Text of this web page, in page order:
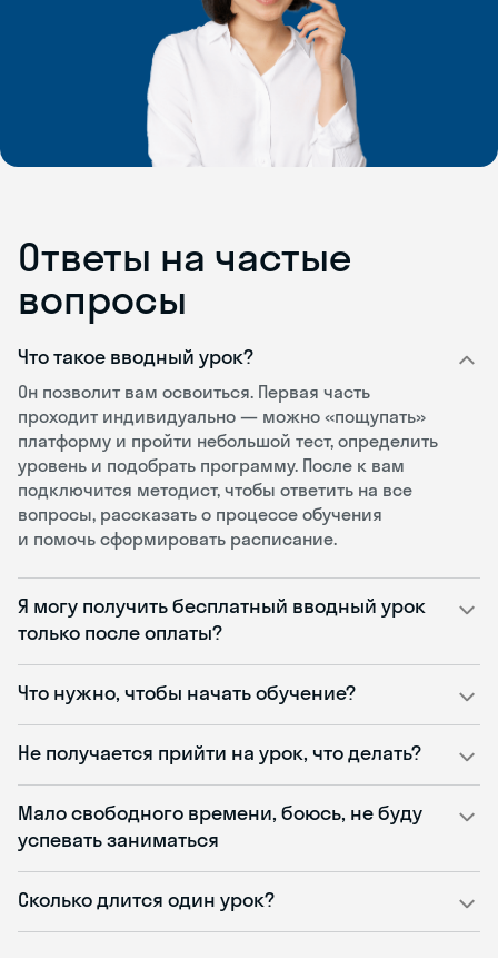
Ответы на частые
вопросы
Что такое вводный урок?
Он позволит вам освоиться. Первая часть
проходит индивидуально — можно «пощупать»
платформу и пройти небольшой тест, определить
уровень и подобрать программу. После к вам
подключится методист, чтобы ответить на все
вопросы, рассказать о процессе обучения
и помочь сформировать расписание.
Я могу получить бесплатный вводный урок
только после оплаты?
Что нужно, чтобы начать обучение?
Не получается прийти на урок, что делать?
Мало свободного времени, боюсь, не буду
успевать заниматься
Сколько длится один урок?